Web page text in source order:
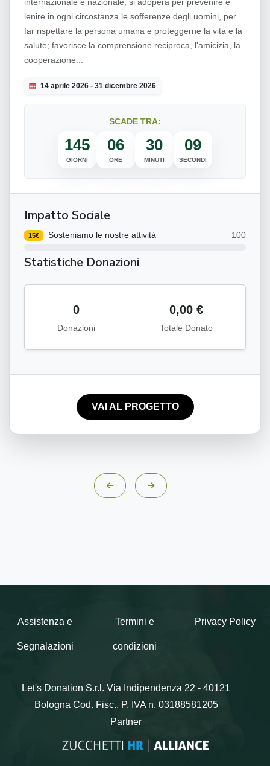
lenire in ogni circostanza le sofferenze degli uomini, per
far rispettare la persona umana e proteggerne la vita e la
salute; favorisce la comprensione reciproca, l'amicizia, la
cooperazione...
14 aprile 2026 - 31 dicembre 2026
SCADE TRA:
145
GIORNI
06
ORE
30
MINUTI
08
SECONDI
Impatto Sociale
15€ Sosteniamo le nostre attività 100
Statistiche Donazioni
0
Donazioni
0,00 €
Totale Donato
VAI AL PROGETTO
Assistenza e
Segnalazioni
Termini e
condizioni
Privacy Policy
Let's Donation S.r.l. Via Indipendenza 22 - 40121
Bologna Cod. Fisc., P. IVA n. 03188581205
Partner